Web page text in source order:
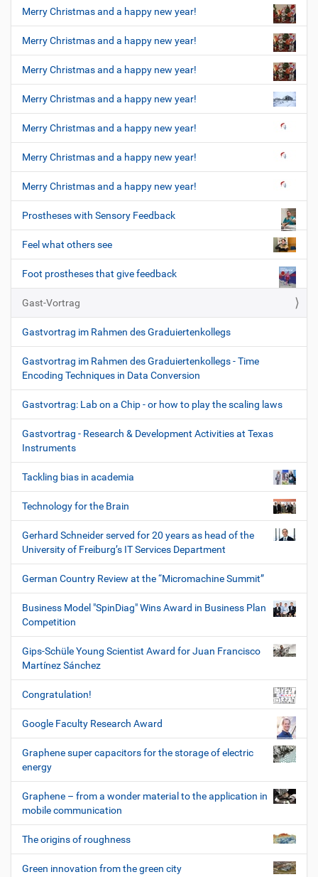
Merry Christmas and a happy new year!
Merry Christmas and a happy new year!
Merry Christmas and a happy new year!
Merry Christmas and a happy new year!
Merry Christmas and a happy new year!
Merry Christmas and a happy new year!
Merry Christmas and a happy new year!
Prostheses with Sensory Feedback
Feel what others see
Foot prostheses that give feedback
Gast-Vortrag
Gastvortrag im Rahmen des Graduiertenkollegs
Gastvortrag im Rahmen des Graduiertenkollegs - Time
Encoding Techniques in Data Conversion
Gastvortrag: Lab on a Chip - or how to play the scaling laws
Gastvortrag - Research & Development Activities at Texas
Instruments
Tackling bias in academia
Technology for the Brain
Gerhard Schneider served for 20 years as head of the
University of Freiburg’s IT Services Department
German Country Review at the “Micromachine Summit”
Business Model "SpinDiag" Wins Award in Business Plan
Competition
Gips-Schüle Young Scientist Award for Juan Francisco
Martínez Sánchez
Congratulation!
Google Faculty Research Award
Graphene super capacitors for the storage of electric
energy
Graphene – from a wonder material to the application in
mobile communication
The origins of roughness
Green innovation from the green city